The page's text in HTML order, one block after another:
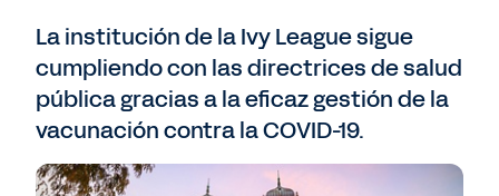
La institución de la Ivy League sigue
cumpliendo con las directrices de salud
pública gracias a la eficaz gestión de la
vacunación contra la COVID-19.